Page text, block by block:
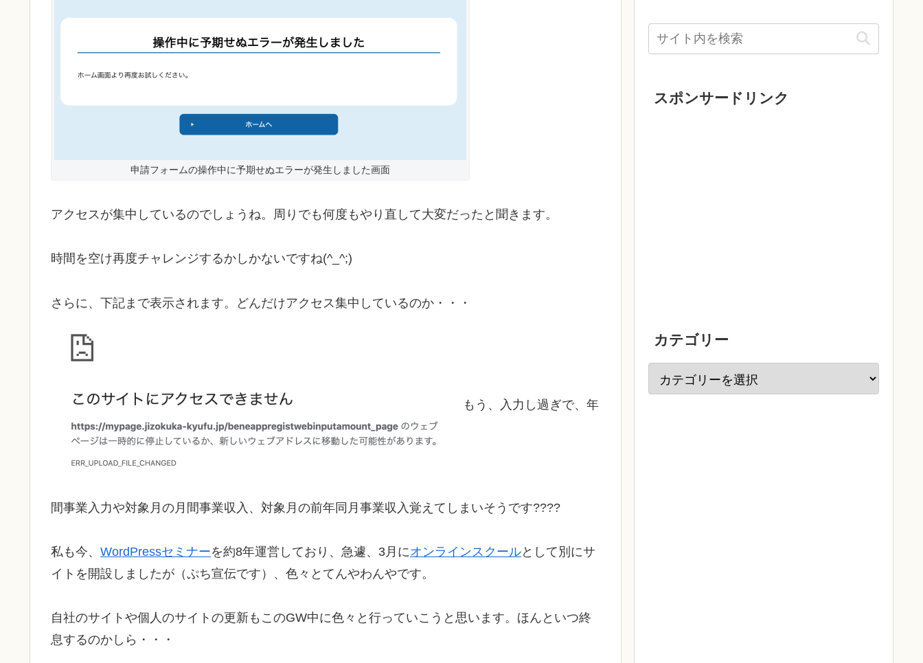
申請フォームの操作中に予期せぬエラーが発生しました画面
アクセスが集中しているのでしょうね。周りでも何度もやり直して大変だったと聞きます。
時間を空け再度チャレンジするかしかないですね(^_^;)
さらに、下記まで表示されます。どんだけアクセス集中しているのか・・・
もう、入力し過ぎで、 年
間事業入力や対象月の月間事業収入、対象月の前年同月事業収入 覚えてしまいそうです????
私も今、 WordPressセミナーを約8年運営しており、急遽、3月にオンラインスクールとして別にサ
イトを開設しましたが（ぷち宣伝です）、色々とてんやわんやです。
自社のサイトや個人のサイトの更新もこのGW中に色々と行っていこうと思います。ほんといつ終
息するのかしら・・・
スポンサードリンク
カテゴリー